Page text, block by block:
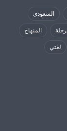
السعودي
المنهاج
لغتي